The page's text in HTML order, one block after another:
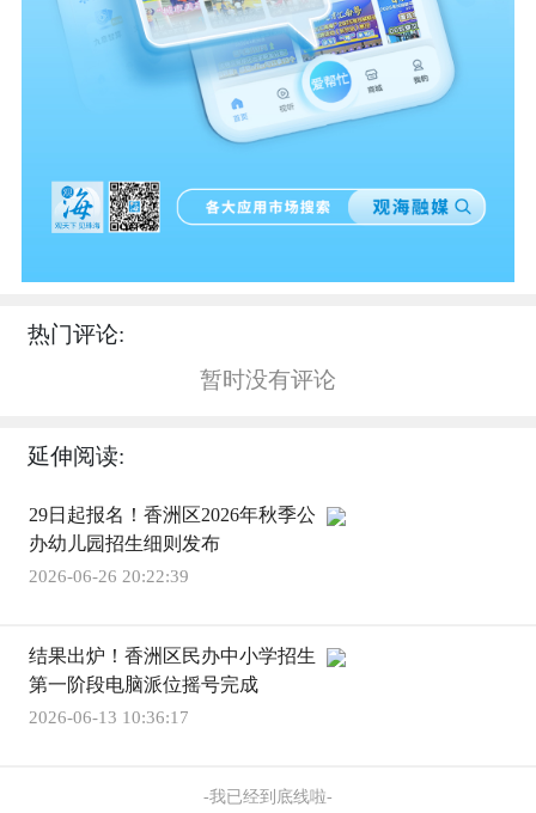
热门评论:
暂时没有评论
延伸阅读:
29日起报名！香洲区2026年秋季公
办幼儿园招生细则发布
2026-06-26 20:22:39
结果出炉！香洲区民办中小学招生
第一阶段电脑派位摇号完成
2026-06-13 10:36:17
-我已经到底线啦-